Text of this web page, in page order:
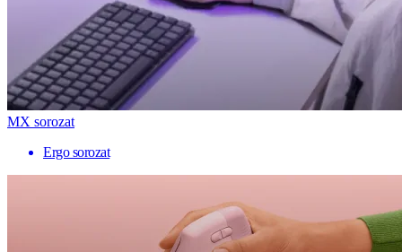
MX sorozat
Ergo sorozat